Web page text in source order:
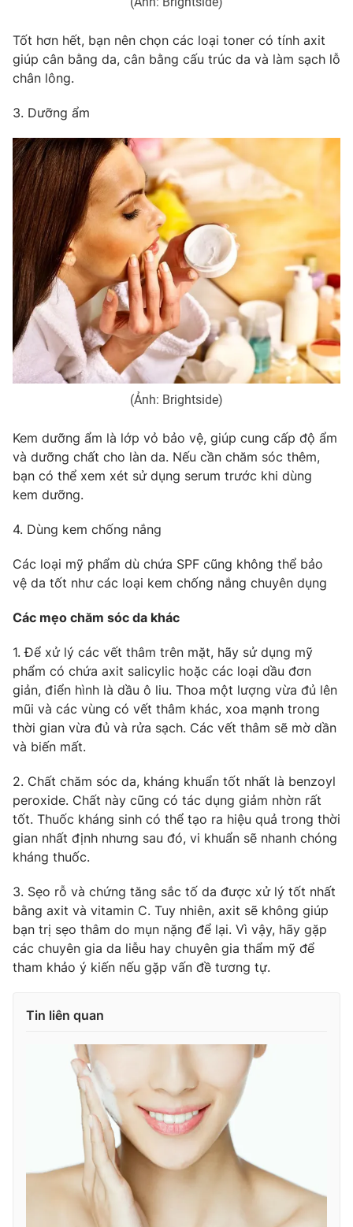
Tốt hơn hết, bạn nên chọn các loại toner có tính axit
giúp cân bằng da, cân bằng cấu trúc da và làm sạch lỗ
chân lông.
3. Dưỡng ẩm
(Ảnh: Brightside)
Kem dưỡng ẩm là lớp vỏ bảo vệ, giúp cung cấp độ ẩm
và dưỡng chất cho làn da. Nếu cần chăm sóc thêm,
bạn có thể xem xét sử dụng serum trước khi dùng
kem dưỡng.
4. Dùng kem chống nắng
Các loại mỹ phẩm dù chứa SPF cũng không thể bảo
vệ da tốt như các loại kem chống nắng chuyên dụng
Các mẹo chăm sóc da khác
1. Để xử lý các vết thâm trên mặt, hãy sử dụng mỹ
phẩm có chứa axit salicylic hoặc các loại dầu đơn
giản, điển hình là dầu ô liu. Thoa một lượng vừa đủ lên
mũi và các vùng có vết thâm khác, xoa mạnh trong
thời gian vừa đủ và rửa sạch. Các vết thâm sẽ mờ dần
và biến mất.
2. Chất chăm sóc da, kháng khuẩn tốt nhất là benzoyl
peroxide. Chất này cũng có tác dụng giảm nhờn rất
tốt. Thuốc kháng sinh có thể tạo ra hiệu quả trong thời
gian nhất định nhưng sau đó, vi khuẩn sẽ nhanh chóng
kháng thuốc.
3. Sẹo rỗ và chứng tăng sắc tố da được xử lý tốt nhất
bằng axit và vitamin C. Tuy nhiên, axit sẽ không giúp
bạn trị sẹo thâm do mụn nặng để lại. Vì vậy, hãy gặp
các chuyên gia da liễu hay chuyên gia thẩm mỹ để
tham khảo ý kiến nếu gặp vấn đề tương tự.
Tin liên quan